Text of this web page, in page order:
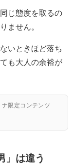
じ態度を取るの
ません。
いときほど落ち
も大人の余裕が
限定コンテンツ
」は違う